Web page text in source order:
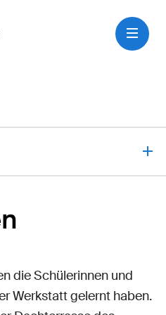
die Schülerinnen und
Werkstatt gelernt haben.
2